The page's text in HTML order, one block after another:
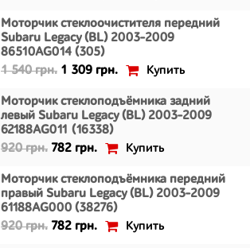
Моторчик стеклоочистителя передний
Subaru Legacy (BL) 2003-2009
86510AG014 (305)
1 540 грн. 1 309 грн. Купить
Моторчик стеклоподъёмника задний
левый Subaru Legacy (BL) 2003-2009
62188AG011 (16338)
920 грн. 782 грн. Купить
Моторчик стеклоподъёмника передний
правый Subaru Legacy (BL) 2003-2009
61188AG000 (38276)
920 грн. 782 грн. Купить